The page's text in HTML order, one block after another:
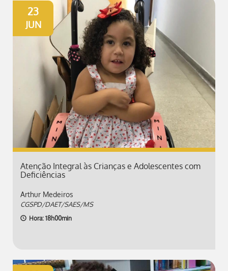
23
JUN
Atenção Integral às Crianças e Adolescentes com
Deficiências
Arthur Medeiros
CGSPD/DAET/SAES/MS
Hora: 18h00min